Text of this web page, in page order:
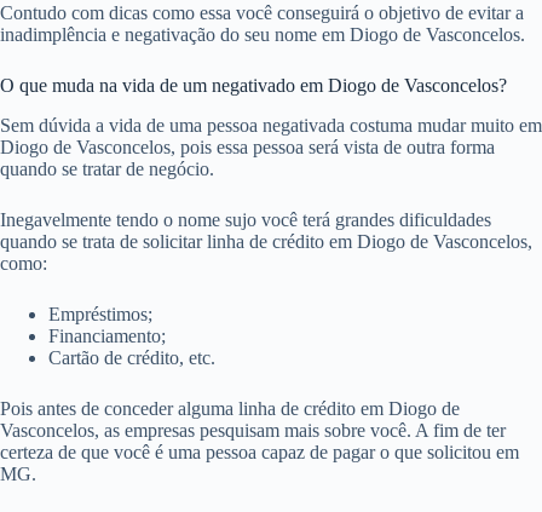
Contudo com dicas como essa você conseguirá o objetivo de evitar a
inadimplência e negativação do seu nome em Diogo de Vasconcelos.
O que muda na vida de um negativado em Diogo de Vasconcelos?
Sem dúvida a vida de uma pessoa negativada costuma mudar muito em
Diogo de Vasconcelos, pois essa pessoa será vista de outra forma
quando se tratar de negócio.
Inegavelmente tendo o nome sujo você terá grandes dificuldades
quando se trata de solicitar linha de crédito em Diogo de Vasconcelos,
como:
Empréstimos;
Financiamento;
Cartão de crédito, etc.
Pois antes de conceder alguma linha de crédito em Diogo de
Vasconcelos, as empresas pesquisam mais sobre você. A fim de ter
certeza de que você é uma pessoa capaz de pagar o que solicitou em
MG.